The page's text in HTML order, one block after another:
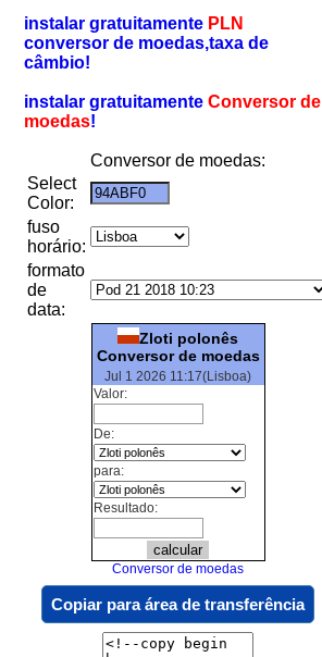
instalar gratuitamente PLN
conversor de moedas,taxa de
câmbio!
instalar gratuitamente Conversor de
moedas!
Conversor de moedas:
Select
Color:
fuso
horário:
formato
de
data:
Zloti polonês
Conversor de moedas
Jul 1 2026 11:17(Lisboa)
Valor:
De:
para:
Resultado:
Conversor de moedas
Copiar para área de transferência